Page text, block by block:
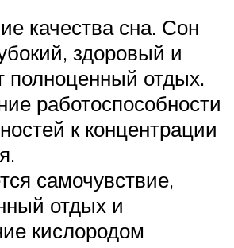
качества сна. Сон
здоровый и
полноценный отдых.
работоспособности
к концентрации
самочувствие,
отдых и
кислородом